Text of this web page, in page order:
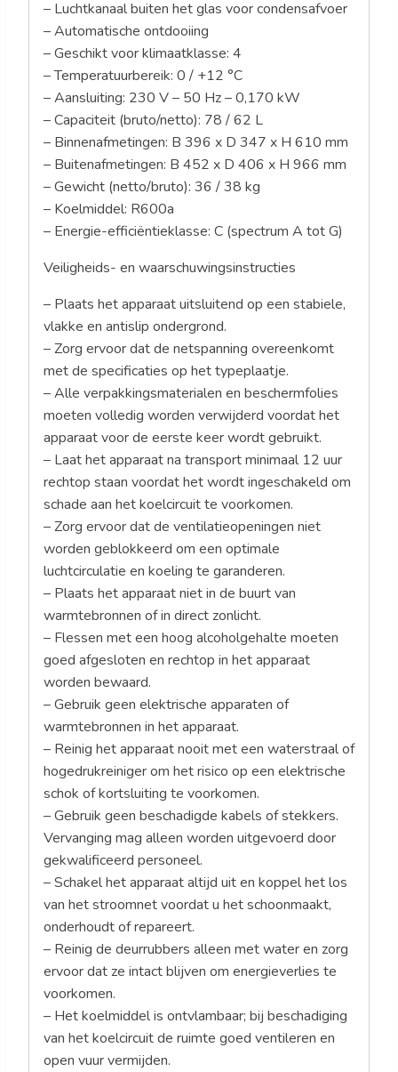
– Luchtkanaal buiten het glas voor condensafvoer
– Automatische ontdooiing
– Geschikt voor klimaatklasse: 4
– Temperatuurbereik: 0 / +12 °C
– Aansluiting: 230 V – 50 Hz – 0,170 kW
– Capaciteit (bruto/netto): 78 / 62 L
– Binnenafmetingen: B 396 x D 347 x H 610 mm
– Buitenafmetingen: B 452 x D 406 x H 966 mm
– Gewicht (netto/bruto): 36 / 38 kg
– Koelmiddel: R600a
– Energie-efficiëntieklasse: C (spectrum A tot G)
Veiligheids- en waarschuwingsinstructies
– Plaats het apparaat uitsluitend op een stabiele,
vlakke en antislip ondergrond.
– Zorg ervoor dat de netspanning overeenkomt
met de specificaties op het typeplaatje.
– Alle verpakkingsmaterialen en beschermfolies
moeten volledig worden verwijderd voordat het
apparaat voor de eerste keer wordt gebruikt.
– Laat het apparaat na transport minimaal 12 uur
rechtop staan voordat het wordt ingeschakeld om
schade aan het koelcircuit te voorkomen.
– Zorg ervoor dat de ventilatieopeningen niet
worden geblokkeerd om een optimale
luchtcirculatie en koeling te garanderen.
– Plaats het apparaat niet in de buurt van
warmtebronnen of in direct zonlicht.
– Flessen met een hoog alcoholgehalte moeten
goed afgesloten en rechtop in het apparaat
worden bewaard.
– Gebruik geen elektrische apparaten of
warmtebronnen in het apparaat.
– Reinig het apparaat nooit met een waterstraal of
hogedrukreiniger om het risico op een elektrische
schok of kortsluiting te voorkomen.
– Gebruik geen beschadigde kabels of stekkers.
Vervanging mag alleen worden uitgevoerd door
gekwalificeerd personeel.
– Schakel het apparaat altijd uit en koppel het los
van het stroomnet voordat u het schoonmaakt,
onderhoudt of repareert.
– Reinig de deurrubbers alleen met water en zorg
ervoor dat ze intact blijven om energieverlies te
voorkomen.
– Het koelmiddel is ontvlambaar; bij beschadiging
van het koelcircuit de ruimte goed ventileren en
open vuur vermijden.